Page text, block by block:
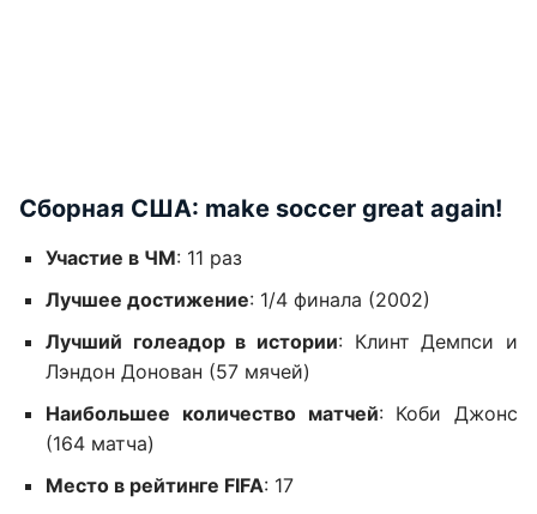
Сборная США: make soccer great again!
Участие в ЧМ: 11 раз
Лучшее достижение: 1/4 финала (2002)
Лучший голеадор в истории: Клинт Демпси и
Лэндон Донован (57 мячей)
Наибольшее количество матчей: Коби Джонс
(164 матча)
Место в рейтинге FIFA: 17